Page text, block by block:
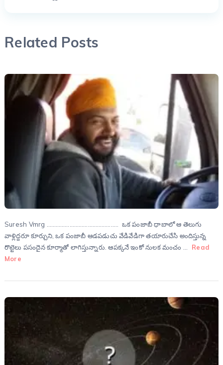
Related Posts
Suresh Vmrg ……………………………………….. ఒక పంజాబీ ధాబాలో ఆ తెలుగు
వాళ్లిద్ద‌రూ కూర్చుని, ఒక పంజాబీ ఆడ‌ప‌డుచు వేడివేడిగా త‌యారుచేసి అందిస్తున్న
రొట్టెలు ప‌సందైన కూర్మాతో లాగిస్తున్నారు. ఆప‌క్క‌నే ఇంకో నుల‌క మంచం …
Read
More